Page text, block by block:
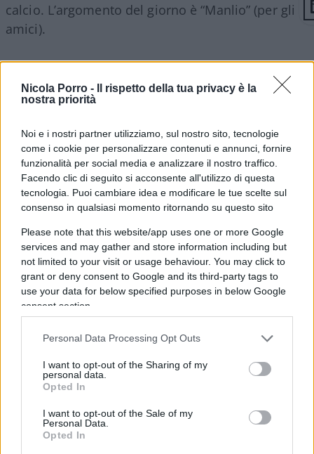
Nicola Porro -
Il rispetto della tua privacy è la
nostra priorità
Noi e i nostri partner utilizziamo, sul nostro sito, tecnologie
come i cookie per personalizzare contenuti e annunci, fornire
funzionalità per social media e analizzare il nostro traffico.
Facendo clic di seguito si acconsente all'utilizzo di questa
tecnologia. Puoi cambiare idea e modificare le tue scelte sul
consenso in qualsiasi momento ritornando su questo sito
Please note that this website/app uses one or more Google
services and may gather and store information including but
not limited to your visit or usage behaviour. You may click to
grant or deny consent to Google and its third-party tags to
use your data for below specified purposes in below Google
consent section.
Personal Data Processing Opt Outs
I want to opt-out of the Sharing of my
personal data.
Opted In
I want to opt-out of the Sale of my
Personal Data.
Opted In
calcio. L’argomento del giorno è “Manlio” (per gli
amici).
costretto a uscire dal partito. Ora Manlio promette
“rivelazioni” bomba
martedì: “Aprirò il mio telefonino per farvi
conoscere il sistema Fdi”. Qualche gossip si
rincorre. Manlio è stato il cocco di Lollobrigida e
Meloni per lungo tempo. Prima dello scontro con
Giovanni Donzelli.E pare il bersaglio sia proprio
Scrofa si aspetta con ansia martedì, per conoscere
i segreti di Manlio.
Il Barista, 14 aprile 2026
Leggi anche:
Trump sul Papa è stato stupido, ignorante e
Nicolaporro.it è anche su Whatsapp. È